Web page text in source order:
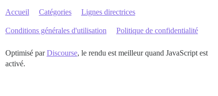
Accueil Catégories Lignes directrices
Conditions générales d'utilisation Politique de confidentialité
Optimisé parDiscourse, le rendu est meilleur quand JavaScript est
activé.